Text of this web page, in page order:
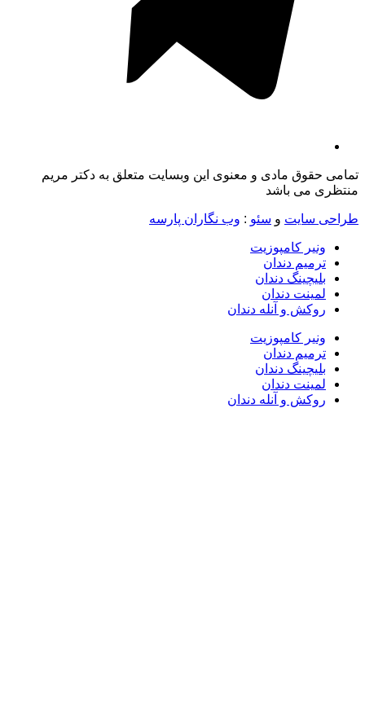
تمامی حقوق مادی و معنوی این وبسایت متعلق به دکتر مریم
منتظری می باشد
طراحی سایتوسئو: وب نگاران پارسه
ونیر کامپوزیت
ترمیم دندان
بلیچینگ دندان
لمینت دندان
روکش و آنله دندان
ونیر کامپوزیت
ترمیم دندان
بلیچینگ دندان
لمینت دندان
روکش و آنله دندان